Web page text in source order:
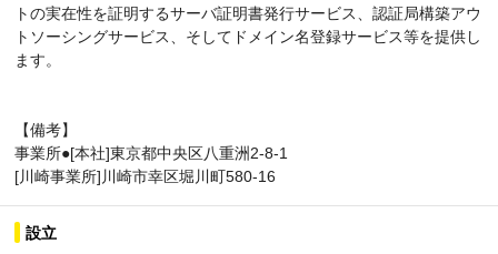
トの実在性を証明するサーバ証明書発行サービス、認証局構築アウ
トソーシングサービス、そしてドメイン名登録サービス等を提供し
ます。
【備考】
事業所●[本社]東京都中央区八重洲2-8-1
[川崎事業所]川崎市幸区堀川町580-16
設立